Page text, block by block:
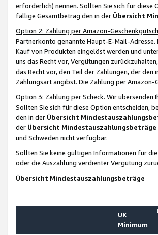
erforderlich) nennen. Sollten Sie sich für diese
fällige Gesamtbetrag den in der Übersicht
Option 2: Zahlung per Amazon-
Partnerkonto genannte Haupt-E-Mail-Adresse.
Kauf von Produkten eingelöst werden und
uns das Recht vor, Vergütungen
das Recht vor, den Teil der Zahlungen, der
Zahlungsart angibst. Die Zahlung per
Option 3: Zahlung per Scheck. Wir übersenden
Sollten Sie sich für diese Option entscheiden,
den in der Übersicht
der Übersicht Mindestauszahlungsbeträge
und Schweden nicht verfügbar.
Sollten Sie keine gültigen Informationen für
oder die Auszahlung verdienter Vergütung
Übersicht Mindestauszahlungsbeträge
UK
Minimum